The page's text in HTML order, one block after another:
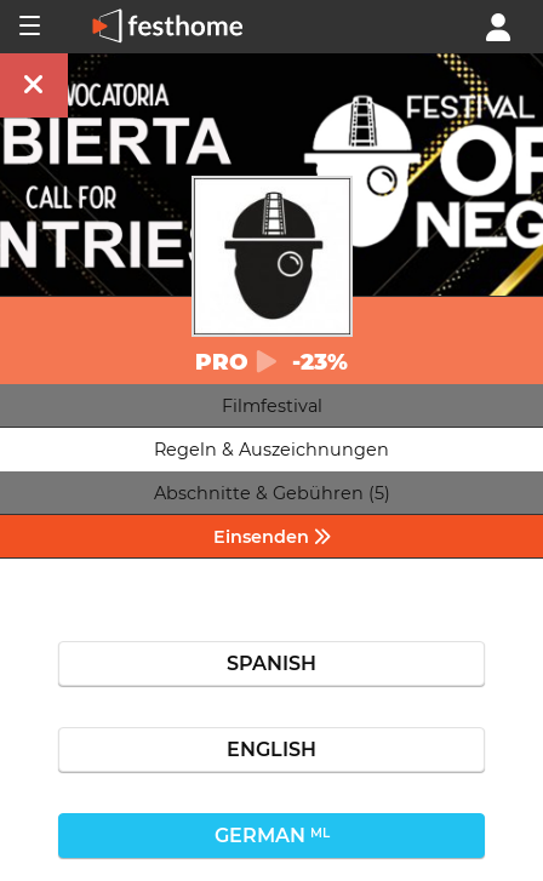
PRO -23%
Filmfestival
Regeln & Auszeichnungen
Abschnitte & Gebühren (5)
Einsenden
SPANISH
ENGLISH
GERMAN ML